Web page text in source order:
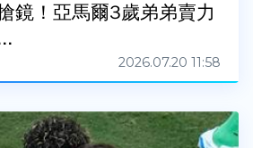
鏡！亞馬爾3歲弟弟賣力
2026.07.20 11:58